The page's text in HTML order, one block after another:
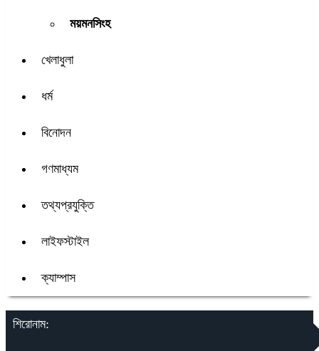
ময়মনসিংহ
খেলাধুলা
ধর্ম
বিনোদন
গণমাধ্যম
তথ্যপ্রযুক্তি
লাইফস্টাইল
ক্যাম্পাস
শিরোনাম: